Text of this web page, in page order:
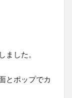
ました。
とポップでカ